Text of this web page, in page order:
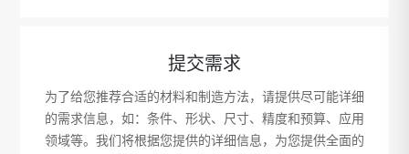
提交需求
为了给您推荐合适的材料和制造方法，请提供尽可能详细
的需求信息，如：条件、形状、尺寸、精度和预算、应用
领域等。我们将根据您提供的详细信息，为您提供全面的